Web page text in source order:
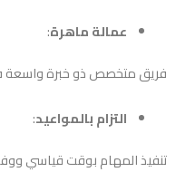
عمالة ماهرة:
فريق متخصص ذو خبرة واسعة
التزام بالمواعيد:
تنفيذ المهام بوقت قياسي